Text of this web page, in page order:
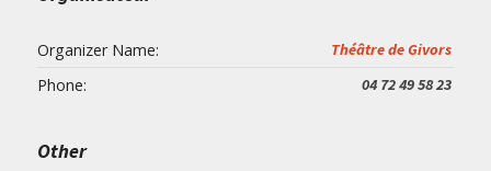
Organizer Name: Théâtre de Givors
Phone: 04 72 49 58 23
Other